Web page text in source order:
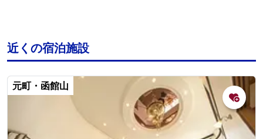
近くの宿泊施設
元町・函館山